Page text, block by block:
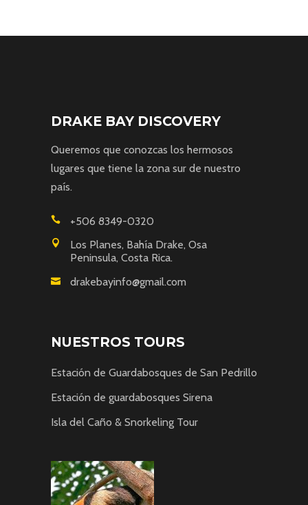
DRAKE BAY DISCOVERY
Queremos que conozcas los hermosos
lugares que tiene la zona sur de nuestro
país.
+506 8349-0320
Los Planes, Bahía Drake, Osa
Peninsula, Costa Rica.
drakebayinfo@gmail.com
NUESTROS TOURS
Estación de Guardabosques de San Pedrillo
Estación de guardabosques Sirena
Isla del Caño & Snorkeling Tour